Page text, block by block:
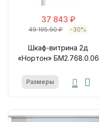
37 843 ₽
49 195.90 ₽ -30%
Шкаф-витрина 2д
«Нортон» БМ2.768.0.06
Размеры